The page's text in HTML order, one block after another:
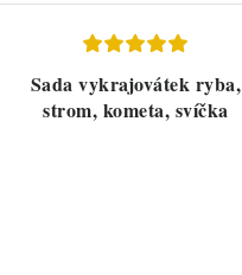
Sada vykrajovátek ryba,
strom, kometa, svíčka